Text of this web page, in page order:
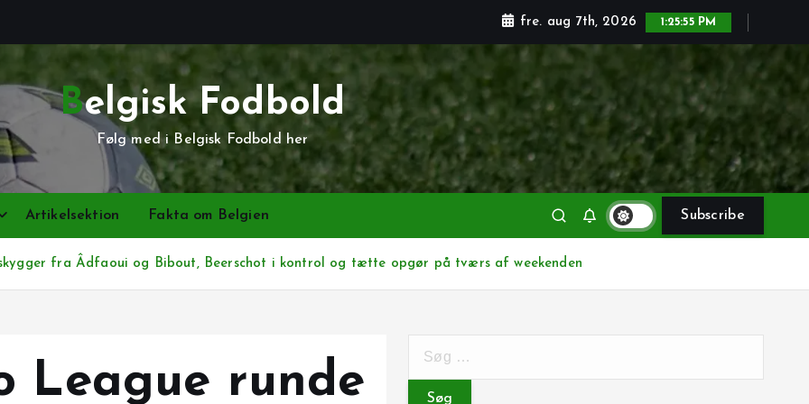
fre. aug 7th, 2026 1:25:57 PM
Belgisk Fodbold
Følg med i Belgisk Fodbold her
Artikelsektion Fakta om Belgien Subscribe
fra Âdfaoui og Bibout, Beerschot i kontrol og tætte opgør på tværs af weekenden
League runde